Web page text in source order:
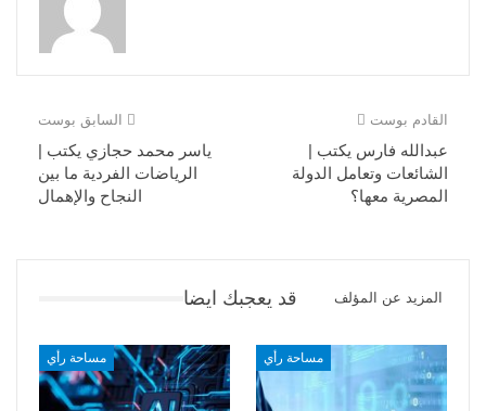
السابق بوست
ياسر محمد حجازي يكتب |
الرياضات الفردية ما بين
النجاح والإهمال
القادم بوست
عبدالله فارس يكتب |
الشائعات وتعامل الدولة
المصرية معها؟
قد يعجبك ايضا المزيد عن المؤلف
مساحة رأي مساحة رأي